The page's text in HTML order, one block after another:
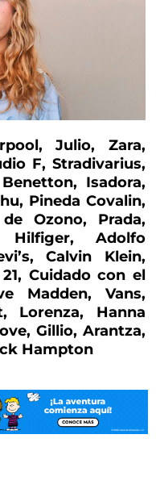
Julio, Zara,
F, Stradivarius,
Isadora,
Pineda Covalin,
Ozono, Prada,
Adolfo
Calvin Klein,
Cuidado con el
Madden, Vans,
Lorenza, Hanna
Gillio, Arantza,
Hampton